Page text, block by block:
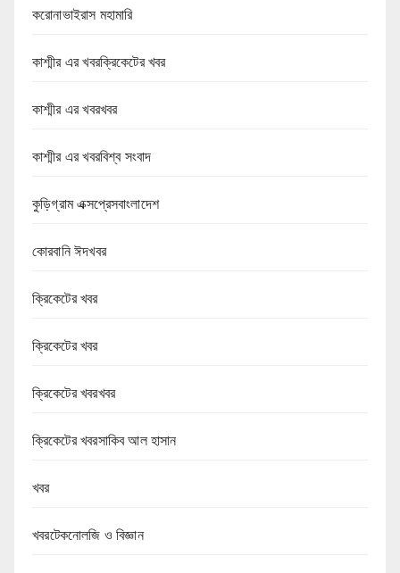
করোনাভাইরাস মহামারি
কাশ্মীর এর খবরক্রিকেটের খবর
কাশ্মীর এর খবরখবর
কাশ্মীর এর খবরবিশ্ব সংবাদ
কুড়িগ্রাম এক্সপ্রেসবাংলাদেশ
কোরবানি ঈদখবর
ক্রিকেটের খবর
ক্রিকেটের খবর
ক্রিকেটের খবরখবর
ক্রিকেটের খবরসাকিব আল হাসান
খবর
খবরটেকনোলজি ও বিজ্ঞান